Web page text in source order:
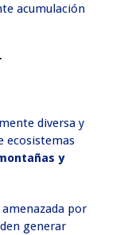
acumulación
diversa y
ecosistemas
y
amenazada por
generar